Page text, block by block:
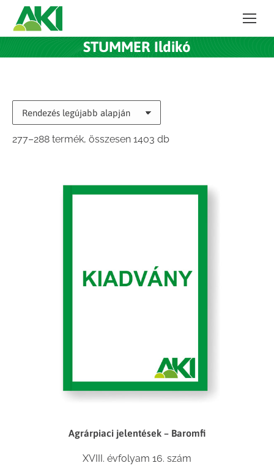
STUMMER Ildikó
277–288 termék, összesen 1403 dbSorted
Agrárpiaci jelentések – Baromfi
XVIII. évfolyam 16. szám